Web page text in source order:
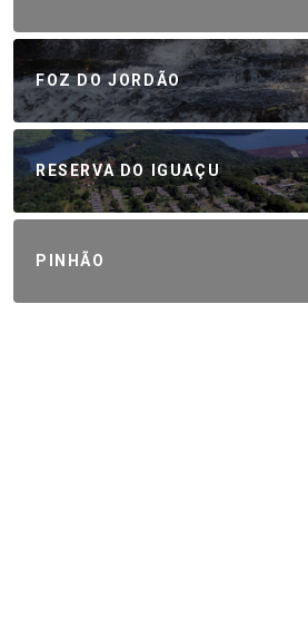
FOZ DO JORDÃO
RESERVA DO IGUAÇU
PINHÃO